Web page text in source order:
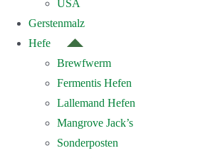
USA
Gerstenmalz
Hefe
Brewfwerm
Fermentis Hefen
Lallemand Hefen
Mangrove Jack’s
Sonderposten